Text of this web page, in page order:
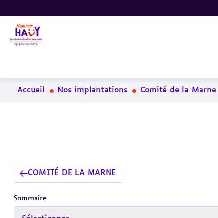
Aller
au
contenu
principal
Aller
au
pied
de
Aller
à
la
recherche
Accueil Nos implantations Comité de la Marne
COMITÉ DE LA MARNE
Sommaire